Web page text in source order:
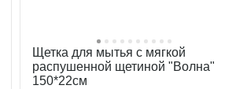
Щетка для мытья с мягкой
распушенной щетиной "Волна"
150*22см